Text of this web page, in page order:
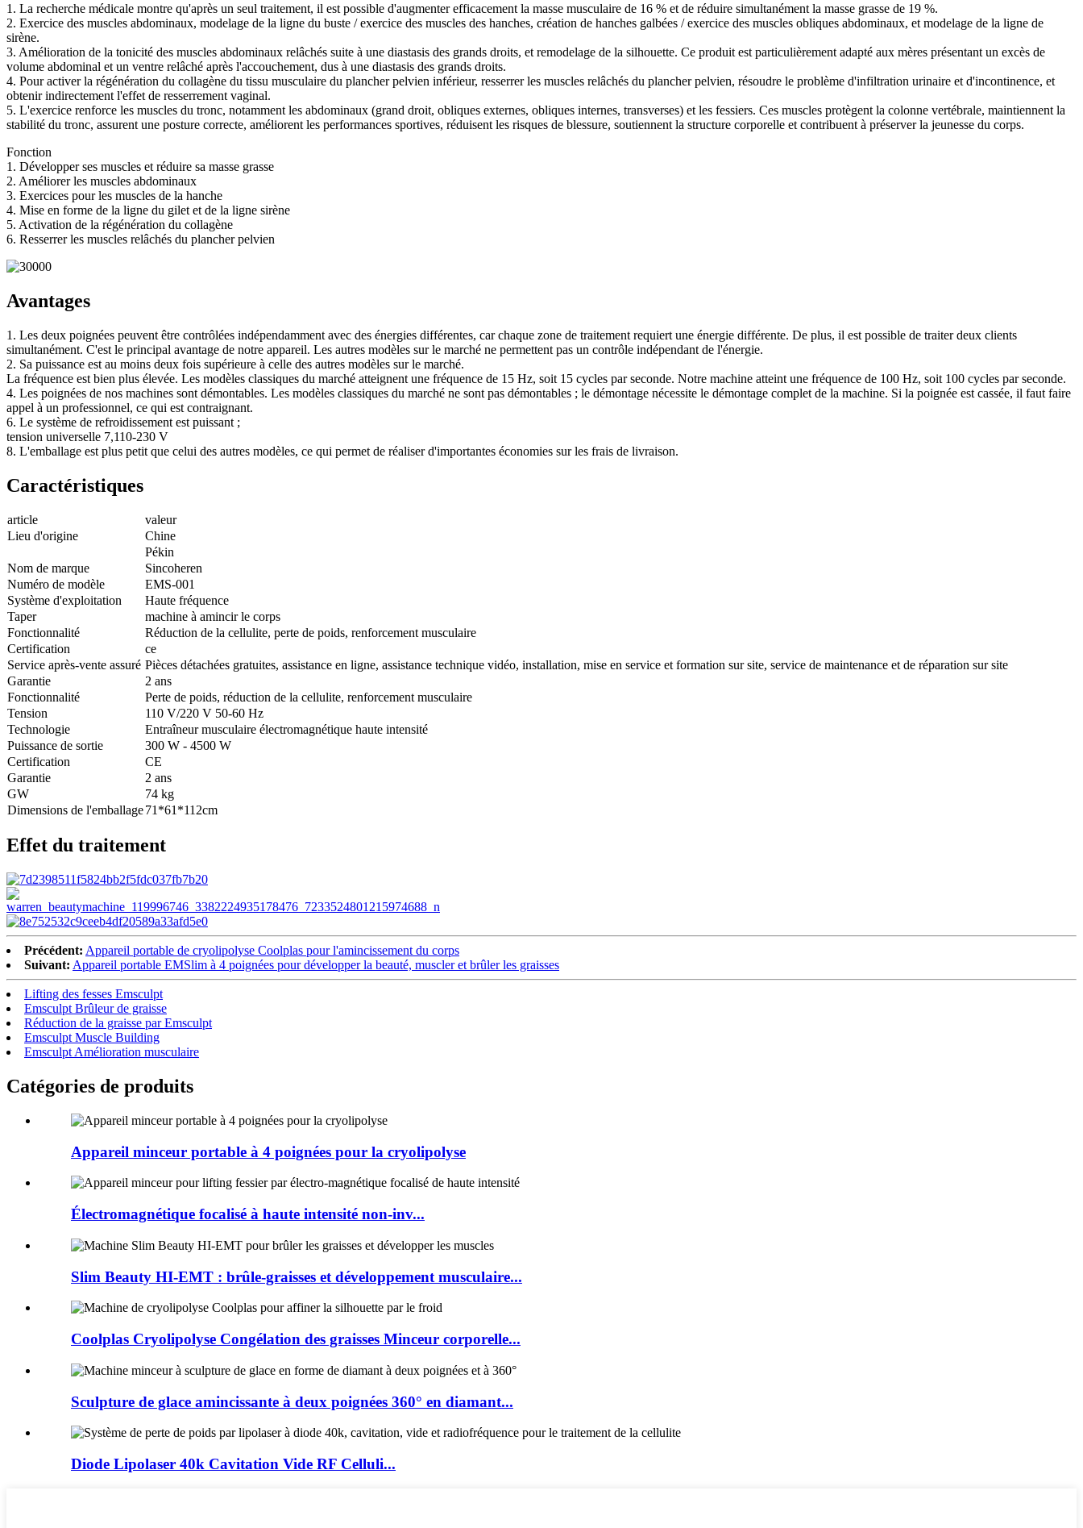
1. La recherche médicale montre qu'après un seul traitement, il est possible d'augmenter efficacement la masse musculaire de 16 % et de réduire simultanément la masse grasse de 19 %.
2. Exercice des muscles abdominaux, modelage de la ligne du buste / exercice des muscles des hanches, création de hanches galbées / exercice des muscles obliques abdominaux, et modelage de la ligne de
sirène.
3. Amélioration de la tonicité des muscles abdominaux relâchés suite à une diastasis des grands droits, et remodelage de la silhouette. Ce produit est particulièrement adapté aux mères présentant un excès de
volume abdominal et un ventre relâché après l'accouchement, dus à une diastasis des grands droits.
4. Pour activer la régénération du collagène du tissu musculaire du plancher pelvien inférieur, resserrer les muscles relâchés du plancher pelvien, résoudre le problème d'infiltration urinaire et d'incontinence, et
obtenir indirectement l'effet de resserrement vaginal.
5. L'exercice renforce les muscles du tronc, notamment les abdominaux (grand droit, obliques externes, obliques internes, transverses) et les fessiers. Ces muscles protègent la colonne vertébrale, maintiennent la
stabilité du tronc, assurent une posture correcte, améliorent les performances sportives, réduisent les risques de blessure, soutiennent la structure corporelle et contribuent à préserver la jeunesse du corps.
Fonction
1. Développer ses muscles et réduire sa masse grasse
2. Améliorer les muscles abdominaux
3. Exercices pour les muscles de la hanche
4. Mise en forme de la ligne du gilet et de la ligne sirène
5. Activation de la régénération du collagène
6. Resserrer les muscles relâchés du plancher pelvien
Avantages
1. Les deux poignées peuvent être contrôlées indépendamment avec des énergies différentes, car chaque zone de traitement requiert une énergie différente. De plus, il est possible de traiter deux clients
simultanément. C'est le principal avantage de notre appareil. Les autres modèles sur le marché ne permettent pas un contrôle indépendant de l'énergie.
2. Sa puissance est au moins deux fois supérieure à celle des autres modèles sur le marché.
La fréquence est bien plus élevée. Les modèles classiques du marché atteignent une fréquence de 15 Hz, soit 15 cycles par seconde. Notre machine atteint une fréquence de 100 Hz, soit 100 cycles par seconde.
4. Les poignées de nos machines sont démontables. Les modèles classiques du marché ne sont pas démontables ; le démontage nécessite le démontage complet de la machine. Si la poignée est cassée, il faut faire
appel à un professionnel, ce qui est contraignant.
6. Le système de refroidissement est puissant ;
tension universelle 7,110-230 V
8. L'emballage est plus petit que celui des autres modèles, ce qui permet de réaliser d'importantes économies sur les frais de livraison.
Caractéristiques
article
valeur
Lieu d'origine
Chine
Pékin
Nom de marque
Sincoheren
Numéro de modèle
EMS-001
Système d'exploitation
Haute fréquence
Taper
machine à amincir le corps
Fonctionnalité
Réduction de la cellulite, perte de poids, renforcement musculaire
Certification
ce
Service après-vente assuré Pièces détachées gratuites, assistance en ligne, assistance technique vidéo, installation, mise en service et formation sur site, service de maintenance et de réparation sur site
Garantie
2 ans
Fonctionnalité
Perte de poids, réduction de la cellulite, renforcement musculaire
Tension
110 V/220 V 50-60 Hz
Technologie
Entraîneur musculaire électromagnétique haute intensité
Puissance de sortie
300 W - 4500 W
Certification
CE
Garantie
2 ans
GW
74 kg
Dimensions de l'emballage71*61*112cm
Effet du traitement
Précédent: Appareil portable de cryolipolyse Coolplas pour l'amincissement du corps
Suivant: Appareil portable EMSlim à 4 poignées pour développer la beauté, muscler et brûler les graisses
Lifting des fesses Emsculpt
Emsculpt Brûleur de graisse
Réduction de la graisse par Emsculpt
Emsculpt Muscle Building
Emsculpt Amélioration musculaire
Catégories de produits
Appareil minceur portable à 4 poignées pour la cryolipolyse
Électromagnétique focalisé à haute intensité non-inv...
Slim Beauty HI-EMT : brûle-graisses et développement musculaire...
Coolplas Cryolipolyse Congélation des graisses Minceur corporelle...
Sculpture de glace amincissante à deux poignées 360° en diamant...
Diode Lipolaser 40k Cavitation Vide RF Celluli...